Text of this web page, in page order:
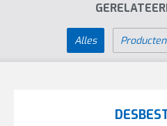
Alles Producten